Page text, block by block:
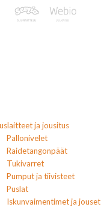
ja jousitus
Pallonivelet
Raidetangonpäät
Tukivarret
Pumput ja tiivisteet
Puslat
Iskunvaimentimet ja jouset